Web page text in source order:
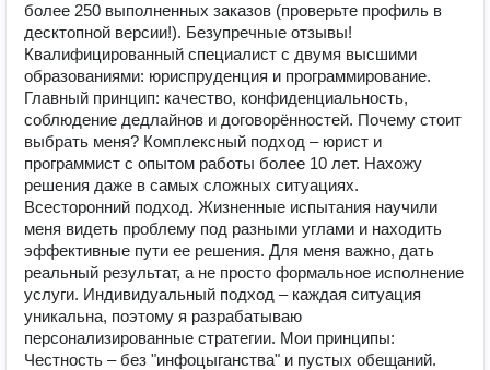
более 250 выполненных заказов (проверьте профиль в
десктопной версии!). Безупречные отзывы!
Квалифицированный специалист с двумя высшими
образованиями: юриспруденция и программирование.
Главный принцип: качество, конфиденциальность,
соблюдение дедлайнов и договорённостей. Почему стоит
выбрать меня? Комплексный подход – юрист и
программист с опытом работы более 10 лет. Нахожу
решения даже в самых сложных ситуациях.
Всесторонний подход. Жизненные испытания научили
меня видеть проблему под разными углами и находить
эффективные пути ее решения. Для меня важно, дать
реальный результат, а не просто формальное исполнение
услуги. Индивидуальный подход – каждая ситуация
уникальна, поэтому я разрабатываю
персонализированные стратегии. Мои принципы:
Честность – без "инфоцыганства" и пустых обещаний.